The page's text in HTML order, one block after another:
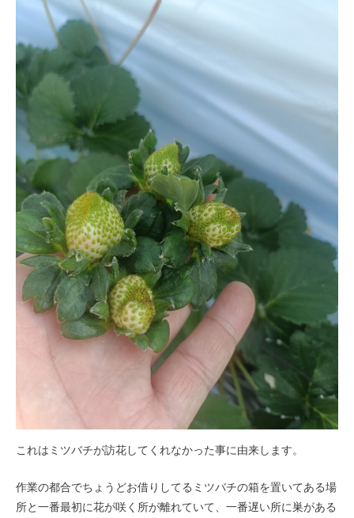
これはミツバチが訪花してくれなかった事に由来します。
作業の都合でちょうどお借りしてるミツバチの箱を置いてある場
所と一番最初に花が咲く所が離れていて、一番遅い所に巣がある